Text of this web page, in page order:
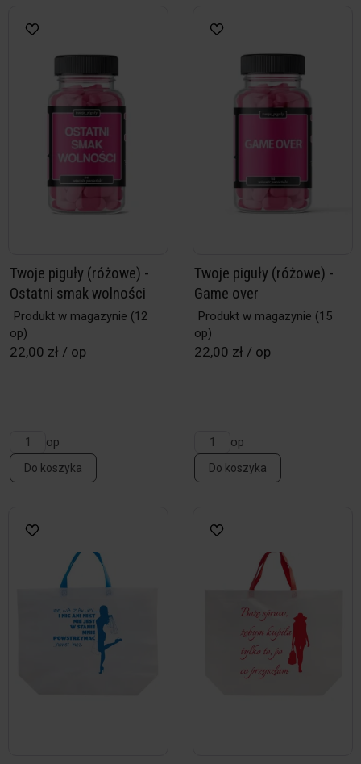
Twoje piguły (różowe) -
Ostatni smak wolności
Produkt w magazynie (12
op)
22,00 zł / op
op
Do koszyka
Twoje piguły (różowe) -
Game over
Produkt w magazynie (15
op)
22,00 zł / op
op
Do koszyka